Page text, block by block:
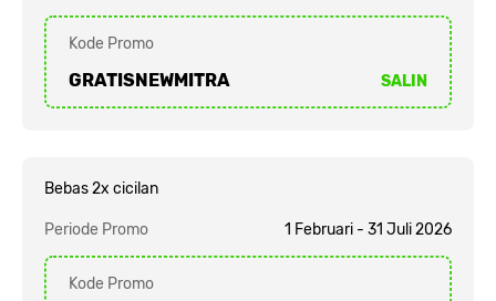
Kode Promo
GRATISNEWMITRA SALIN
Bebas 2x cicilan
Periode Promo 1 Februari - 31 Juli 2026
Kode Promo